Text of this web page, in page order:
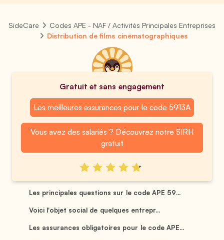
SideCare
Codes APE - NAF / Activités Principales Entreprises
Distribution de films cinématographiques
Gratuit et sans engagement
Les meilleures assurances pour le code 5913A
Vous avez des salariés ? Découvrez notre SIRH
gratuit
Les principales questions sur le code APE 59...
Voici l'objet social de quelques entrepr...
Les assurances obligatoires pour le code APE...